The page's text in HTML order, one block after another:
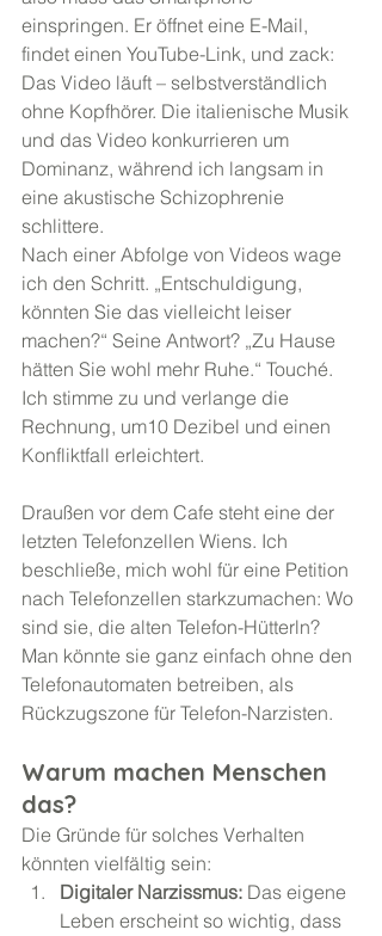
einspringen. Er öffnet eine E-Mail,
findet einen YouTube-Link, und zack:
Das Video läuft – selbstverständlich
ohne Kopfhörer. Die italienische Musik
und das Video konkurrieren um
Dominanz, während ich langsam in
eine akustische Schizophrenie
schlittere.
Nach einer Abfolge von Videos wage
ich den Schritt. „Entschuldigung,
könnten Sie das vielleicht leiser
machen?“ Seine Antwort? „Zu Hause
hätten Sie wohl mehr Ruhe.“ Touché.
Ich stimme zu und verlange die
Rechnung, um10 Dezibel und einen
Konfliktfall erleichtert.
Draußen vor dem Cafe steht eine der
letzten Telefonzellen Wiens. Ich
beschließe, mich wohl für eine Petition
nach Telefonzellen starkzumachen: Wo
sind sie, die alten Telefon-Hütterln?
Man könnte sie ganz einfach ohne den
Telefonautomaten betreiben, als
Rückzugszone für Telefon-Narzisten.
Warum machen Menschen
das?
Die Gründe für solches Verhalten
könnten vielfältig sein:
Digitaler Narzissmus: Das eigene
Leben erscheint so wichtig, dass